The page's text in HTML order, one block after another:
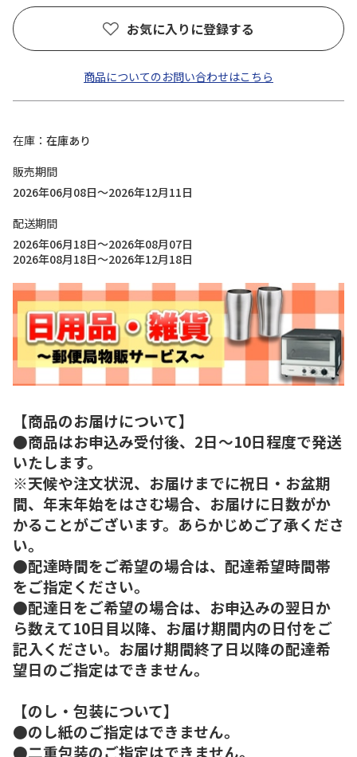
お気に入りに登録する
商品についてのお問い合わせはこちら
在庫
在庫あり
販売期間
2026年06月08日～2026年12月11日
配送期間
2026年06月18日～2026年08月07日
2026年08月18日～2026年12月18日
【商品のお届けについて】
●商品はお申込み受付後、2日～10日程度で発送
いたします。
※天候や注文状況、お届けまでに祝日・お盆期
間、年末年始をはさむ場合、お届けに日数がか
かることがございます。あらかじめご了承くださ
い。
●配達時間をご希望の場合は、配達希望時間帯
をご指定ください。
●配達日をご希望の場合は、お申込みの翌日か
ら数えて10日目以降、お届け期間内の日付をご
記入ください。お届け期間終了日以降の配達希
望日のご指定はできません。
【のし・包装について】
●のし紙のご指定はできません。
●二重包装のご指定はできません。